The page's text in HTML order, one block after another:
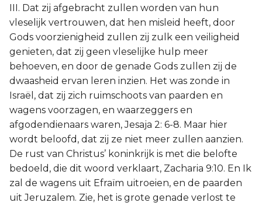
III. Dat zij afgebracht zullen worden van hun
vleselijk vertrouwen, dat hen misleid heeft, door
Gods voorzienigheid zullen zij zulk een veiligheid
genieten, dat zij geen vleselijke hulp meer
behoeven, en door de genade Gods zullen zij de
dwaasheid ervan leren inzien. Het was zonde in
Israël, dat zij zich ruimschoots van paarden en
wagens voorzagen, en waarzeggers en
afgodendienaars waren, Jesaja 2: 6-8. Maar hier
wordt beloofd, dat zij ze niet meer zullen aanzien.
De rust van Christus’ koninkrijk is met die belofte
bedoeld, die dit woord verklaart, Zacharia 9:10. En Ik
zal de wagens uit Efraïm uitroeien, en de paarden
uit Jeruzalem. Zie, het is grote genade verlost te